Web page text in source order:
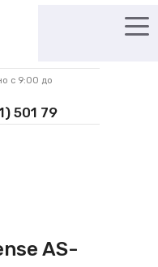
с 9:00 до
501 79
AS-